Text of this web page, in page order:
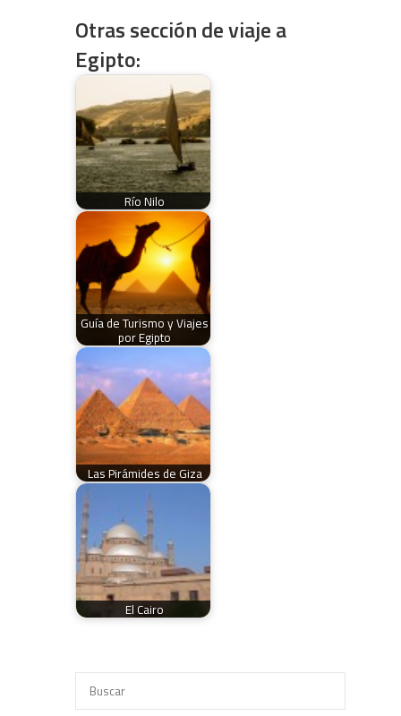
Otras sección de viaje a
Egipto:
Río Nilo
Guía de Turismo y Viajes
por Egipto
Las Pirámides de Giza
El Cairo